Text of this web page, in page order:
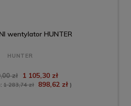
wentylator HUNTER
HUNTER
zł 1 105,30 zł
1 283,74 zł 898,62 zł )